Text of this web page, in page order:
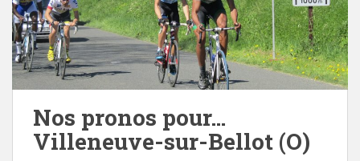
Nos pronos pour…
Villeneuve-sur-Bellot (O)